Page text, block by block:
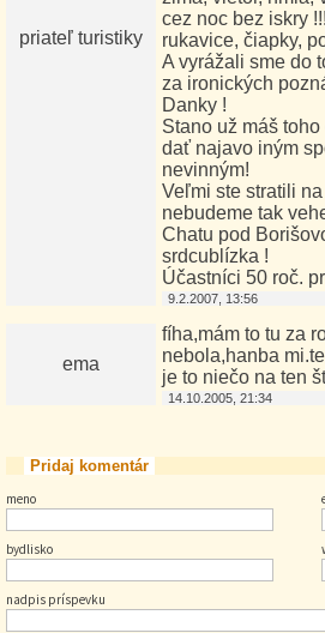
priateľ turistiky
cez noc bez iskry
rukavice, čiapky,
A vyrážali sme do
za ironických
Danky !
Stano už máš
dať najavo iným
nevinným!
Veľmi ste stratili
nebudeme tak
Chatu pod
srdcublízka !
Účastníci 50 roč.
9.2.2007, 13:56
ema
fíha,mám to tu za
nebola,hanba
je to niečo na ten
14.10.2005, 21:34
Pridaj komentár
meno
bydlisko
nadpis príspevku